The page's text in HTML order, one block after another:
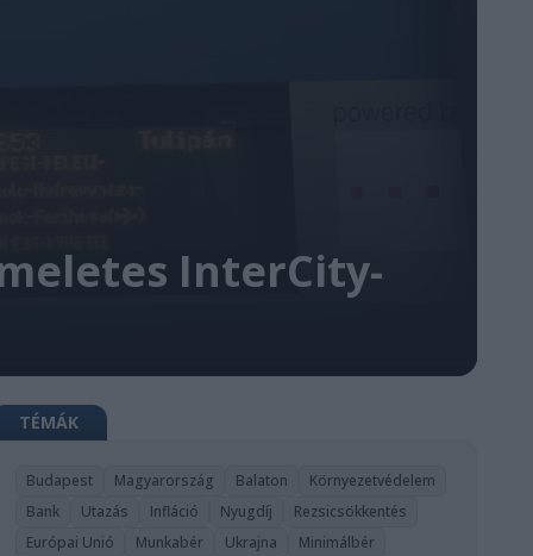
InterCity-
TÉMÁK
Budapest Magyarország Balaton
Környezetvédelem
Bank
Utazás Infláció Nyugdíj
Rezsicsökkentés
Európai Unió
Munkabér Ukrajna
Minimálbér